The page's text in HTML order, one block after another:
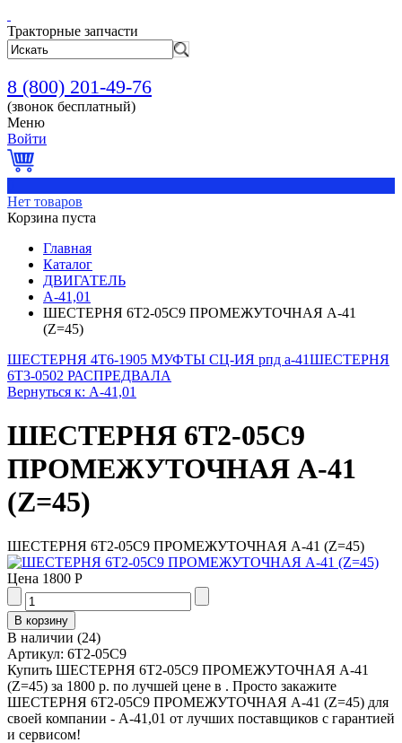
Тракторные запчасти
8 (800) 201-49-76
(звонок бесплатный)
Меню
Войти
Нет товаров
Корзина пуста
Главная
Каталог
ДВИГАТЕЛЬ
А-41,01
ШЕСТЕРНЯ 6Т2-05С9 ПРОМЕЖУТОЧНАЯ А-41
(Z=45)
ШЕСТЕРНЯ 4Т6-1905 МУФТЫ СЦ-ИЯ рпд а-41ШЕСТЕРНЯ
6Т3-0502 РАСПРЕДВАЛА
Вернуться к: А-41,01
ШЕСТЕРНЯ 6Т2-05С9
ПРОМЕЖУТОЧНАЯ А-41
(Z=45)
ШЕСТЕРНЯ 6Т2-05С9 ПРОМЕЖУТОЧНАЯ А-41 (Z=45)
Цена 1800 Р
В наличии (24)
Артикул: 6Т2-05С9
Купить ШЕСТЕРНЯ 6Т2-05С9 ПРОМЕЖУТОЧНАЯ А-41
(Z=45) за 1800 р. по лучшей цене в . Просто закажите
ШЕСТЕРНЯ 6Т2-05С9 ПРОМЕЖУТОЧНАЯ А-41 (Z=45) для
своей компании - А-41,01 от лучших поставщиков с гарантией
и сервисом!